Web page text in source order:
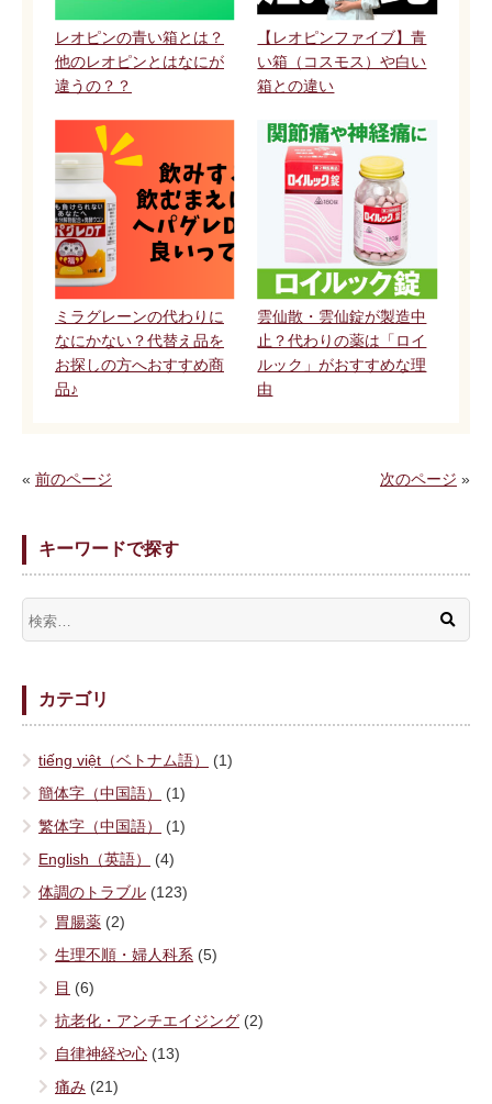
レオピンの青い箱とは？
他のレオピンとはなにが
違うの？？
【レオピンファイブ】青
い箱（コスモス）や白い
箱との違い
ミラグレーンの代わりに
なにかない？代替え品を
お探しの方へおすすめ商
品♪
雲仙散・雲仙錠が製造中
止？代わりの薬は「ロイ
ルック」がおすすめな理
由
« 前のページ 次のページ »
キーワードで探す
カテゴリ
tiếng việt（ベトナム語）
(1)
簡体字（中国語）
(1)
繁体字（中国語）
(1)
English（英語）
(4)
体調のトラブル (123)
胃腸薬 (2)
生理不順・婦人科系 (5)
目 (6)
抗老化・アンチエイジング (2)
自律神経や心 (13)
痛み (21)